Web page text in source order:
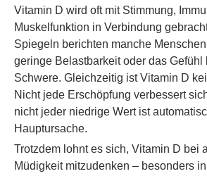
Vitamin D wird oft mit Stimmung,
Muskelfunktion in Verbindung
Spiegeln berichten manche
geringe Belastbarkeit oder das Gefühl
Schwere. Gleichzeitig ist Vitamin D
Nicht jede Erschöpfung verbessert
nicht jeder niedrige Wert ist
Hauptursache.
Trotzdem lohnt es sich, Vitamin D bei
Müdigkeit mitzudenken – besonders